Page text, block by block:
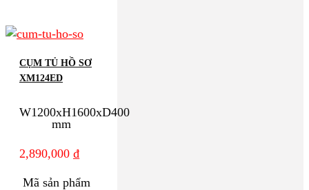
CỤM TỦ HỒ SƠ
XM124ED
W1200xH1600xD400
mm
2,890,000 ₫
Mã sản phẩm